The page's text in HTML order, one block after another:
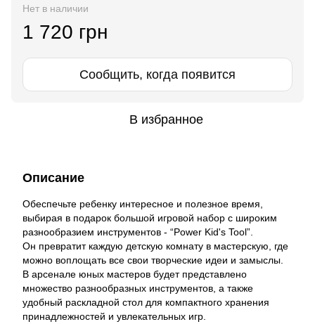
Нет в наличии
1 720 грн
Сообщить, когда появится
В избранное
Описание
Обеспечьте ребенку интересное и полезное время,
выбирая в подарок большой игровой набор с широким
разнообразием инструментов - “Power Kid's Tool”.
Он превратит каждую детскую комнату в мастерскую, где
можно воплощать все свои творческие идеи и замыслы.
В арсенале юных мастеров будет представлено
множество разнообразных инструментов, а также
удобный раскладной стол для компактного хранения
принадлежностей и увлекательных игр.